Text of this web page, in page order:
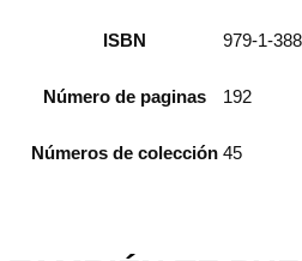
ISBN 979-1-
Número de paginas 192
Números de colección 45